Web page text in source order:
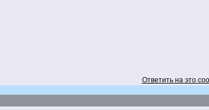
Ответить на это